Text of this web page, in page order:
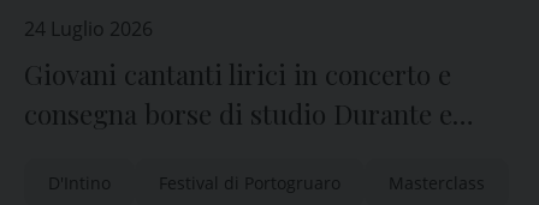
24 Luglio 2026
Giovani cantanti lirici in concerto e
consegna borse di studio Durante e
D'Intino Festival di Portogruaro Masterclass